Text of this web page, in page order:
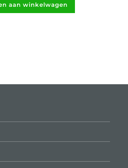
aan winkelwagen